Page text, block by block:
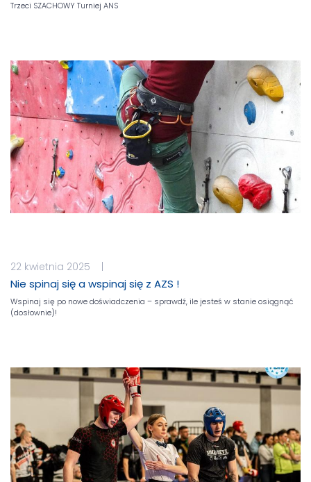
Trzeci SZACHOWY Turniej ANS
22 kwietnia 2025 |
Nie spinaj się a wspinaj się z AZS !
Wspinaj się po nowe doświadczenia – sprawdź, ile jesteś w stanie osiągnąć
(dosłownie)!